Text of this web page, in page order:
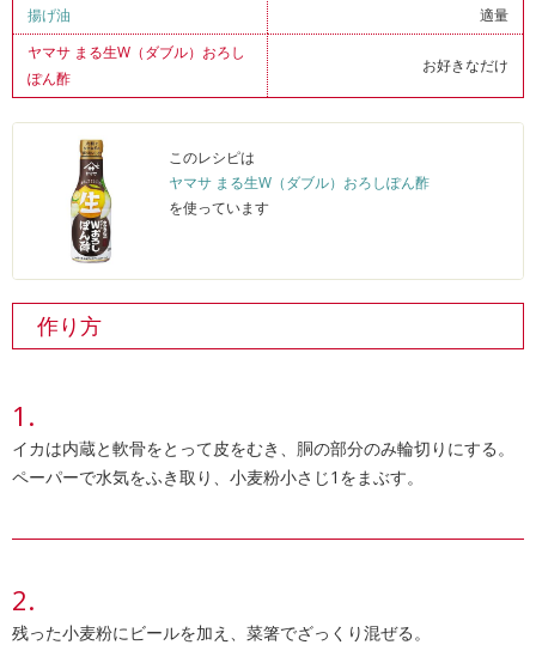
揚げ油
適量
ヤマサ まる生W（ダブル）おろし
ぽん酢
お好きなだけ
このレシピは
ヤマサ まる生W（ダブル）おろしぽん酢
を使っています
作り方
イカは内蔵と軟骨をとって皮をむき、胴の部分のみ輪切りにする。
ペーパーで水気をふき取り、小麦粉小さじ1をまぶす。
残った小麦粉にビールを加え、菜箸でざっくり混ぜる。